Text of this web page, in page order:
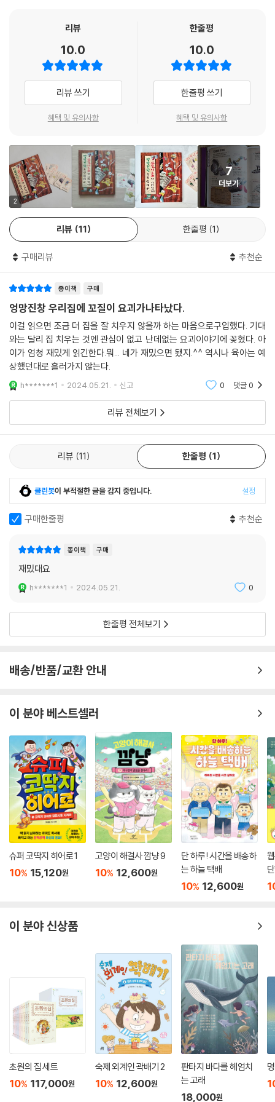
리뷰
10.0
리뷰 쓰기
혜택 및 유의사항
한줄평
10.0
한줄평 쓰기
혜택 및 유의사항
2
7
더보기
리뷰 11 한줄평 1
구매리뷰 추천순
종이책 구매
엉망진창 우리집에 꼬질이 요괴가나타났다.
이걸 읽으면 조금 더 집을 잘 치우지 않을까 하는 마음으로구입했다. 기대
와는 달리 집 치우는 것엔 관심이 없고 난데없는 요괴이야기에 꽂혔다. 아
이가 엄청 재밌게 읽긴한다.뭐... 네가 재밌으면 됐지.^^ 역시나 육아는 예
상했던대로 흘러가지 않는다.
h*******1 2024.05.21. 신고 0 댓글0
리뷰 전체보기
리뷰 11 한줄평 1
클린봇이 부적절한 글을 감지 중입니다. 설정
구매한줄평 추천순
종이책 구매
재밌대요
h*******1 2024.05.21. 0
한줄평 전체보기
배송/반품/교환 안내
이 분야 베스트셀러
슈퍼 코딱지 히어로 1
10% 15,120원
고양이 해결사 깜냥 9
10% 12,600원
단 하루! 시간을 배송하
는 하늘 택배
10% 12,600원
이 분야 신상품
초원의 집 세트
10% 117,000원
숙제 외계인 곽배기 2
10% 12,600원
판타지 바다를 헤엄치
는 고래
18,000원